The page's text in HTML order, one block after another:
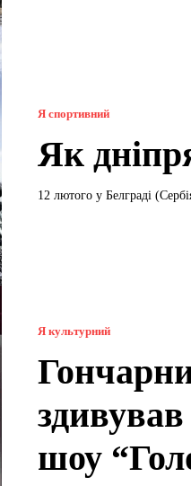
Я спортивний
Як
12 лютого у Белграді
Я культурний
шоу